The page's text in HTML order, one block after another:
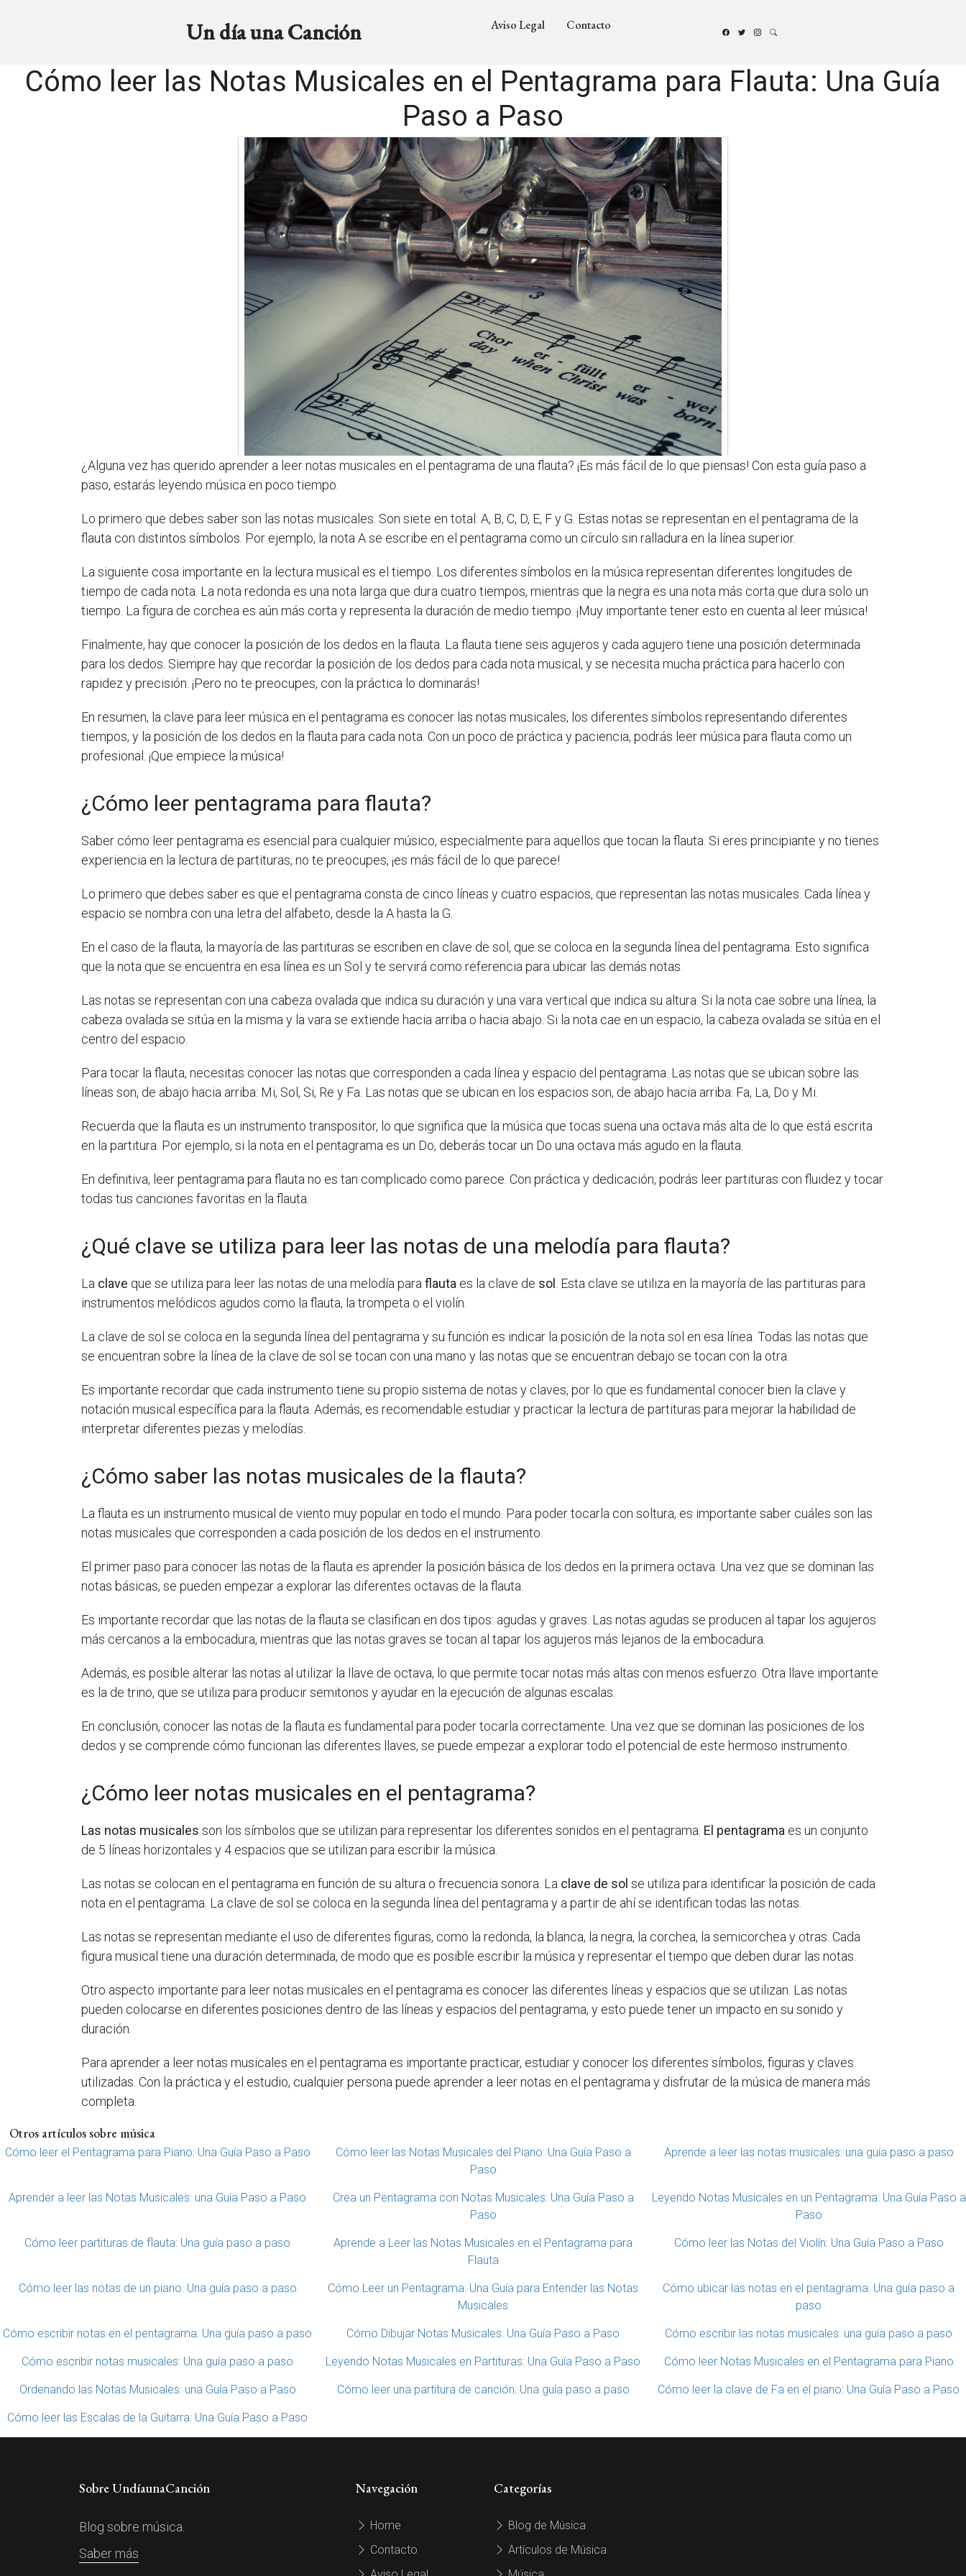
Un día una Canción Aviso Legal Contacto
Cómo leer las Notas Musicales en el Pentagrama para Flauta: Una Guía
Paso a Paso
¿Alguna vez has querido aprender a leer notas musicales en el pentagrama de una flauta? ¡Es más fácil de lo que piensas! Con esta guía paso a
paso, estarás leyendo música en poco tiempo.
Lo primero que debes saber son las notas musicales. Son siete en total: A, B, C, D, E, F y G. Estas notas se representan en el pentagrama de la
flauta con distintos símbolos. Por ejemplo, la nota A se escribe en el pentagrama como un círculo sin ralladura en la línea superior.
La siguiente cosa importante en la lectura musical es el tiempo. Los diferentes símbolos en la música representan diferentes longitudes de
tiempo de cada nota. La nota redonda es una nota larga que dura cuatro tiempos, mientras que la negra es una nota más corta que dura solo un
tiempo. La figura de corchea es aún más corta y representa la duración de medio tiempo. ¡Muy importante tener esto en cuenta al leer música!
Finalmente, hay que conocer la posición de los dedos en la flauta. La flauta tiene seis agujeros y cada agujero tiene una posición determinada
para los dedos. Siempre hay que recordar la posición de los dedos para cada nota musical, y se necesita mucha práctica para hacerlo con
rapidez y precisión. ¡Pero no te preocupes, con la práctica lo dominarás!
En resumen, la clave para leer música en el pentagrama es conocer las notas musicales, los diferentes símbolos representando diferentes
tiempos, y la posición de los dedos en la flauta para cada nota. Con un poco de práctica y paciencia, podrás leer música para flauta como un
profesional. ¡Que empiece la música!
¿Cómo leer pentagrama para flauta?
Saber cómo leer pentagrama es esencial para cualquier músico, especialmente para aquellos que tocan la flauta. Si eres principiante y no tienes
experiencia en la lectura de partituras, no te preocupes, ¡es más fácil de lo que parece!
Lo primero que debes saber es que el pentagrama consta de cinco líneas y cuatro espacios, que representan las notas musicales. Cada línea y
espacio se nombra con una letra del alfabeto, desde la A hasta la G.
En el caso de la flauta, la mayoría de las partituras se escriben en clave de sol, que se coloca en la segunda línea del pentagrama. Esto significa
que la nota que se encuentra en esa línea es un Sol y te servirá como referencia para ubicar las demás notas.
Las notas se representan con una cabeza ovalada que indica su duración y una vara vertical que indica su altura. Si la nota cae sobre una línea, la
cabeza ovalada se sitúa en la misma y la vara se extiende hacia arriba o hacia abajo. Si la nota cae en un espacio, la cabeza ovalada se sitúa en el
centro del espacio.
Para tocar la flauta, necesitas conocer las notas que corresponden a cada línea y espacio del pentagrama. Las notas que se ubican sobre las
líneas son, de abajo hacia arriba: Mi, Sol, Si, Re y Fa. Las notas que se ubican en los espacios son, de abajo hacia arriba: Fa, La, Do y Mi.
Recuerda que la flauta es un instrumento transpositor, lo que significa que la música que tocas suena una octava más alta de lo que está escrita
en la partitura. Por ejemplo, si la nota en el pentagrama es un Do, deberás tocar un Do una octava más agudo en la flauta.
En definitiva, leer pentagrama para flauta no es tan complicado como parece. Con práctica y dedicación, podrás leer partituras con fluidez y tocar
todas tus canciones favoritas en la flauta.
¿Qué clave se utiliza para leer las notas de una melodía para flauta?
La clave que se utiliza para leer las notas de una melodía paraflauta es la clave de sol . Esta clave se utiliza en la mayoría de las partituras para
instrumentos melódicos agudos como la flauta, la trompeta o el violín.
La clave de sol se coloca en la segunda línea del pentagrama y su función es indicar la posición de la nota sol en esa línea. Todas las notas que
se encuentran sobre la línea de la clave de sol se tocan con una mano y las notas que se encuentran debajo se tocan con la otra.
Es importante recordar que cada instrumento tiene su propio sistema de notas y claves, por lo que es fundamental conocer bien la clave y
notación musical específica para la flauta. Además, es recomendable estudiar y practicar la lectura de partituras para mejorar la habilidad de
interpretar diferentes piezas y melodías.
¿Cómo saber las notas musicales de la flauta?
La flauta es un instrumento musical de viento muy popular en todo el mundo. Para poder tocarla con soltura, es importante saber cuáles son las
notas musicales que corresponden a cada posición de los dedos en el instrumento.
El primer paso para conocer las notas de la flauta es aprender la posición básica de los dedos en la primera octava. Una vez que se dominan las
notas básicas, se pueden empezar a explorar las diferentes octavas de la flauta.
Es importante recordar que las notas de la flauta se clasifican en dos tipos: agudas y graves. Las notas agudas se producen al tapar los agujeros
más cercanos a la embocadura, mientras que las notas graves se tocan al tapar los agujeros más lejanos de la embocadura.
Además, es posible alterar las notas al utilizar la llave de octava, lo que permite tocar notas más altas con menos esfuerzo. Otra llave importante
es la de trino, que se utiliza para producir semitonos y ayudar en la ejecución de algunas escalas.
En conclusión, conocer las notas de la flauta es fundamental para poder tocarla correctamente. Una vez que se dominan las posiciones de los
dedos y se comprende cómo funcionan las diferentes llaves, se puede empezar a explorar todo el potencial de este hermoso instrumento.
¿Cómo leer notas musicales en el pentagrama?
Las notas musicales son los símbolos que se utilizan para representar los diferentes sonidos en el pentagrama. El pentagrama es un conjunto
de 5 líneas horizontales y 4 espacios que se utilizan para escribir la música.
Las notas se colocan en el pentagrama en función de su altura o frecuencia sonora. La clave de sol se utiliza para identificar la posición de cada
nota en el pentagrama. La clave de sol se coloca en la segunda línea del pentagrama y a partir de ahí se identifican todas las notas.
Las notas se representan mediante el uso de diferentes figuras, como la redonda, la blanca, la negra, la corchea, la semicorchea y otras. Cada
figura musical tiene una duración determinada, de modo que es posible escribir la música y representar el tiempo que deben durar las notas.
Otro aspecto importante para leer notas musicales en el pentagrama es conocer las diferentes líneas y espacios que se utilizan. Las notas
pueden colocarse en diferentes posiciones dentro de las líneas y espacios del pentagrama, y esto puede tener un impacto en su sonido y
duración.
Para aprender a leer notas musicales en el pentagrama es importante practicar, estudiar y conocer los diferentes símbolos, figuras y claves
utilizadas. Con la práctica y el estudio, cualquier persona puede aprender a leer notas en el pentagrama y disfrutar de la música de manera más
completa.
Otros artículos sobre música
Cómo leer el Pentagrama para Piano: Una Guía Paso a Paso
Cómo leer las Notas Musicales del Piano: Una Guía Paso a
Paso
Aprende a leer las notas musicales: una guía paso a paso
Aprender a leer las Notas Musicales: una Guía Paso a Paso
Crea un Pentagrama con Notas Musicales: Una Guía Paso a
Paso
Leyendo Notas Musicales en un Pentagrama: Una Guía Paso a
Paso
Cómo leer partituras de flauta: Una guía paso a paso
Aprende a Leer las Notas Musicales en el Pentagrama para
Flauta
Cómo leer las Notas del Violín: Una Guía Paso a Paso
Cómo leer las notas de un piano: Una guía paso a paso
Cómo Leer un Pentagrama: Una Guía para Entender las Notas
Musicales
Cómo ubicar las notas en el pentagrama: Una guía paso a
paso
Cómo escribir notas en el pentagrama: Una guía paso a paso Cómo Dibujar Notas Musicales: Una Guía Paso a Paso Cómo escribir las notas musicales: una guía paso a paso
Cómo escribir notas musicales: Una guía paso a paso Leyendo Notas Musicales en Partituras: Una Guía Paso a Paso Cómo leer Notas Musicales en el Pentagrama para Piano
Ordenando las Notas Musicales: una Guía Paso a Paso Cómo leer una partitura de canción: Una guía paso a paso Cómo leer la clave de Fa en el piano: Una Guía Paso a Paso
Cómo leer las Escalas de la Guitarra: Una Guía Paso a Paso
Sobre UndíaunaCanción
Blog sobre música.
Saber más
Navegación
Home
Contacto
Categorías
Blog de Música
Artículos de Música